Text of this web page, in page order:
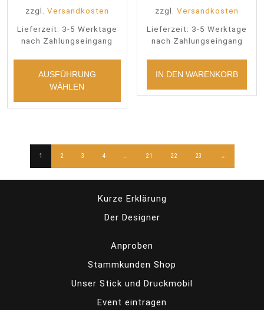
zzgl. Versandkosten
Lieferzeit: 3-5 Werktage
nach Zahlungseingang
AUSFÜHRUNG
WÄHLEN
Dieses
mehrere
Varianten
Optionen
können
Produktseite
gewählt
werden
zzgl.Versandkosten
Lieferzeit: 3-5 Werktage
nach Zahlungseingang
IN DEN WARENKORB
1 2 3 4 21 22 23 →
Kurze Erklärung
Der Designer
Anproben
Stammkunden Shop
Unser Stick und Druckmobil
Event eintragen